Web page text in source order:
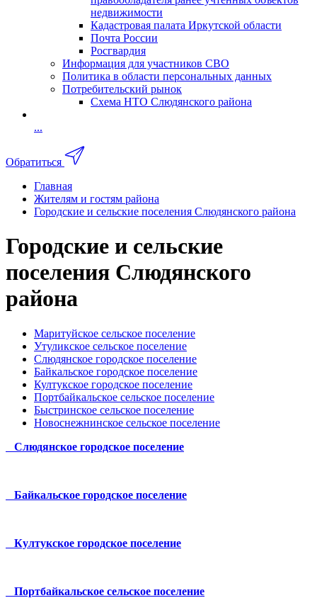
недвижимости
Кадастровая палата Иркутской области
Почта России
Росгвардия
Информация для участников СВО
Политика в области персональных данных
Потребительский рынок
Схема НТО Слюдянского района
...
Обратиться
Главная
Жителям и гостям района
Городские и сельские поселения Слюдянского района
Городские и сельские
поселения Слюдянского
района
Маритуйское сельское поселение
Утуликское сельское поселение
Слюдянское городское поселение
Байкальское городское поселение
Култукское городское поселение
Портбайкальское сельское поселение
Быстринское сельское поселение
Новоснежнинское сельское поселение
Слюдянское городское поселение
Байкальское городское поселение
Култукское городское поселение
Портбайкальское сельское поселение